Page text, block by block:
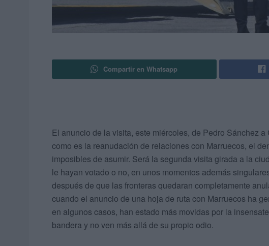
Compartir en Whatsapp
El anuncio de la visita, este miércoles, de Pedro Sánchez
como es la reanudación de relaciones con Marruecos, el
imposibles de asumir. Será la segunda visita girada a la
le hayan votado o no, en unos momentos además
después de que las fronteras quedaran completamente
cuando el anuncio de una hoja de ruta con Marruecos ha
en algunos casos, han estado más movidas por la
bandera y no ven más allá de su propio odio.